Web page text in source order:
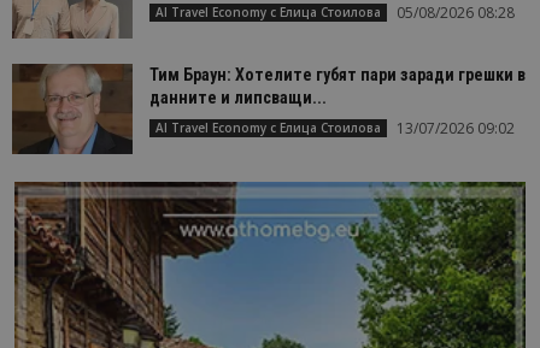
AI Travel Economy с Елица Стоилова 05/08/2026 08:28
Тим Браун: Хотелите губят пари заради грешки в
данните и липсващи...
AI Travel Economy с Елица Стоилова 13/07/2026 09:02